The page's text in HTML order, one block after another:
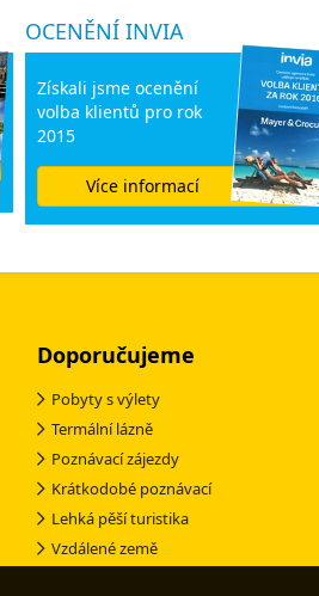
OCENĚNÍ INVIA
Získali jsme ocenění
volba klientů pro rok
2015
Více informací
Doporučujeme
Pobyty s výlety
Termální lázně
Poznávací zájezdy
Krátkodobé poznávací
Lehká pěší turistika
Vzdálené země